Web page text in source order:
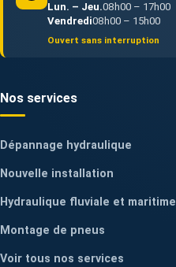
Lun. – Jeu.08h00 – 17h00
Vendredi08h00 – 15h00
Ouvert sans interruption
Nos services
Dépannage hydraulique
Nouvelle installation
Hydraulique fluviale et maritime
Montage de pneus
Voir tous nos services